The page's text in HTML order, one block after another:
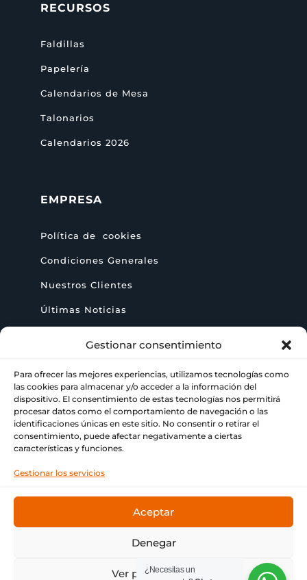
Gestionar consentimiento
Para ofrecer las mejores experiencias, utilizamos tecnologías como
las cookies para almacenar y/o acceder a la información del
dispositivo. El consentimiento de estas tecnologías nos permitirá
procesar datos como el comportamiento de navegación o las
identificaciones únicas en este sitio. No consentir o retirar el
consentimiento, puede afectar negativamente a ciertas
características y funciones.
Gestionar los servicios
Aceptar
Denegar
Ver preferencias
RECURSOS
Faldillas
Papelería
Calendarios de Mesa
Talonarios
Calendarios 2026
EMPRESA
Política de cookies
Condiciones Generales
Nuestros Clientes
Últimas Noticias
 + 34 622 09 02 49
 info@paraimprimir.es
Castelldefels, Barcelona
de siempre.
¿Necesitas un